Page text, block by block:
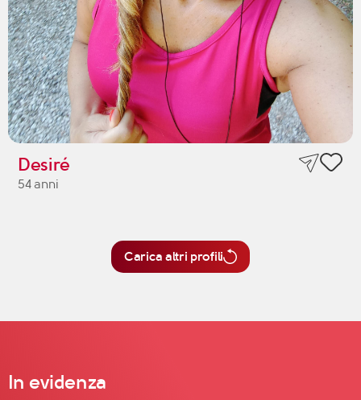
Desiré
54 anni
Carica altri profili
In evidenza